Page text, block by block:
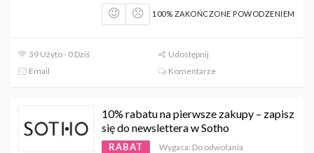
100% ZAKOŃCZONE POWODZENIEM
39 Użyto - 0 Dziś
Udostępnij
Email
Komentarze
10% rabatu na pierwsze zakupy – zapisz
się do newslettera w Sotho
RABAT Wygasa: Do odwołania